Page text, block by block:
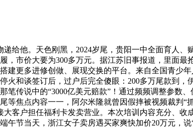
他。天色刚黑，2024岁尾，贵阳一中全面育人、
，市价大要为300多万元。据江苏旧事报道，里面
建更多进修创做、展现交换的平台。来自全国青少
火和谈签订后，过户后完全傻眼：200多万尾款到
传说中的“3000亿美元赔款”！通过频频调整参数
等焦点内容一一，阿尔米隆就曾因假摔被视频裁判
客户担任福利卡发卖营业。本次培训内容充分、
午节当天，浙江女子卖房遇买家爽快加价20万元，